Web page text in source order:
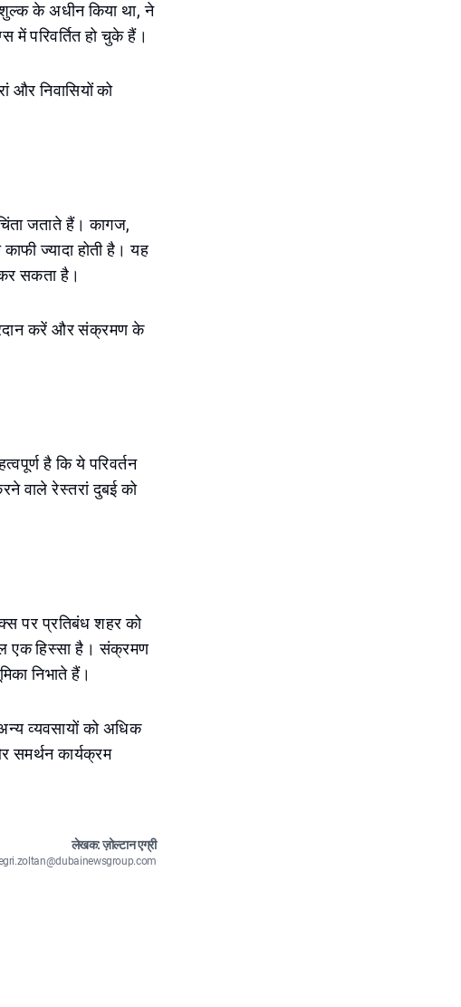
के अधीन किया था, ने
में परिवर्तित हो चुके हैं।
और निवासियों को
जताते हैं। कागज,
ज्यादा होती है। यह
सकता है।
प्रदान करें और संक्रमण के
है कि ये परिवर्तन
वाले रेस्तरां दुबई को
पर प्रतिबंध शहर को
एक हिस्सा है। संक्रमण
निभाते हैं।
व्यवसायों को अधिक
कार्यक्रम
लेखक: ज़ोल्टान एग्री